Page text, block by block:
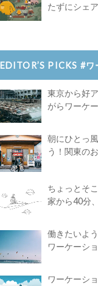
たずにシェ
EDITOR’S PICKS #ワ
東京から好
がらワーケ
朝にひとっ
う！関東の
ちょっとそ
家から40分
働きたいよ
ワーケーシ
ワーケーシ